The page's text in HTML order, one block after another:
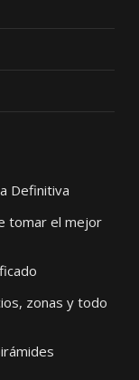
Definitiva
tomar el mejor
zonas y todo